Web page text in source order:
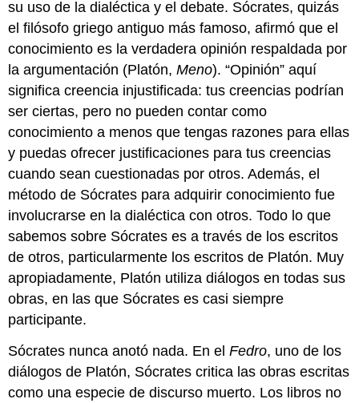
su uso de la dialéctica y el debate. Sócrates, quizás
el filósofo griego antiguo más famoso, afirmó que el
conocimiento es la verdadera opinión respaldada por
la argumentación (Platón,Meno). “Opinión” aquí
significa creencia injustificada: tus creencias podrían
ser ciertas, pero no pueden contar como
conocimiento a menos que tengas razones para ellas
y puedas ofrecer justificaciones para tus creencias
cuando sean cuestionadas por otros. Además, el
método de Sócrates para adquirir conocimiento fue
involucrarse en la dialéctica con otros. Todo lo que
sabemos sobre Sócrates es a través de los escritos
de otros, particularmente los escritos de Platón. Muy
apropiadamente, Platón utiliza diálogos en todas sus
obras, en las que Sócrates es casi siempre
participante.
Sócrates nunca anotó nada. En elFedro, uno de los
diálogos de Platón, Sócrates critica las obras escritas
como una especie de discurso muerto. Los libros no